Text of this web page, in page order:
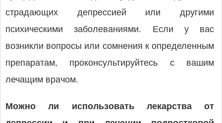
страдающих депрессией или другими
психическими заболеваниями. Если у вас
возникли вопросы или сомнения к определенным
препаратам, проконсультируйтесь с вашим
лечащим врачом.
Можно ли использовать лекарства от